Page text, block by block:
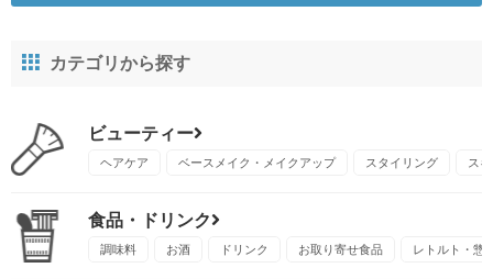
カテゴリから探す
ビューティー
ヘアケア ベースメイク・メイクアップ スタイリング ス
食品・ドリンク
調味料 お酒 ドリンク お取り寄せ食品 レトルト・惣